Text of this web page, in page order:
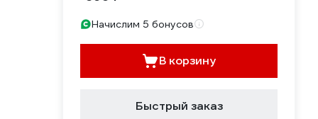
Начислим 5 бонусов
В корзину
Быстрый заказ